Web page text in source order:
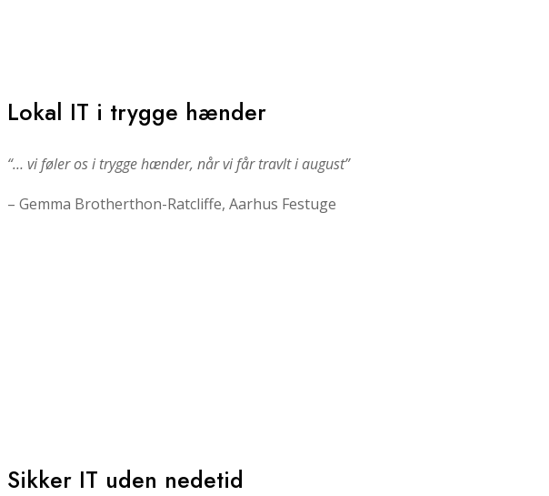
Lokal IT i trygge hænder
“… vi føler os i trygge hænder, når vi får travlt i august”
– Gemma Brotherthon-Ratcliffe, Aarhus Festuge
Sikker IT uden nedetid